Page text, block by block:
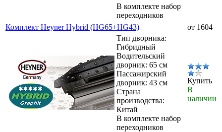
В комплекте набор
переходников
Комплект Heyner Hybrid (HG65+HG43)
от 1604
Тип дворника:
Гибридный
Водительский
дворник: 65 см
Пассажирский
дворник: 43 см
Страна
производства:
Китай
В комплекте набор
переходников
Купить
В
наличии